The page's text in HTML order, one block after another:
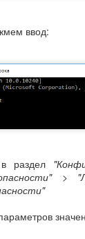
ввод:
раздел
>